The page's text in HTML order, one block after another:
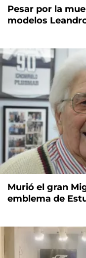
Pesar por la
modelos
Murió el gran
emblema de